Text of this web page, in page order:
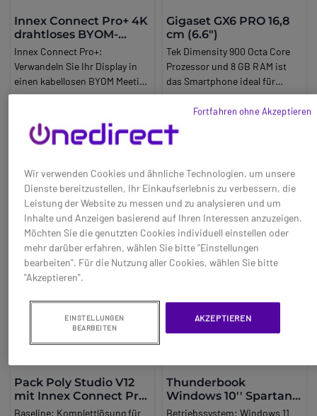
Innex Connect Pro+ 4K
drahtloses BYOM-
System
Innex Connect Pro+:
Verwandeln Sie Ihr Display in
einen kabellosen BYOM Meeting
Hub. Innex Connect Pro+
oder interaktives Display in
eine umfassendere und
Ref: INNEXCONNECTPRO
Gigaset GX6 PRO 16,8
cm (6.6")
Tek Dimensity 900 Octa Core
Prozessor und 8 GB RAM ist
das Smartphone ideal für
Multitasking und bietet eine
hervorragende Leistung bei
grafikintensiven Anwendungen
448,95 €
289,95 € -35%
Pack Poly Studio V12
mit Innex Connect Pro
und kabelloser
Baseline: Komplettlösung für
Thunderbook
Windows 10'' Spartan
W100
Betriebssystem: Windows 11
Wir verwenden Cookies und ähnliche Technologien, um unsere
Dienste bereitzustellen, Ihr Einkaufserlebnis zu verbessern, die
Leistung der Website zu messen und zu analysieren und um
Inhalte und Anzeigen basierend auf Ihren Interessen anzuzeigen.
Möchten Sie die genutzten Cookies individuell einstellen oder
mehr darüber erfahren, wählen Sie bitte "Einstellungen
bearbeiten". Für die Nutzung aller Cookies, wählen Sie bitte
"Akzeptieren".
EINSTELLUNGEN
BEARBEITEN
AKZEPTIEREN
Fortfahren ohne Akzeptieren